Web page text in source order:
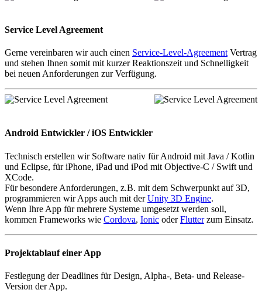
Service Level Agreement
Gerne vereinbaren wir auch einen Service-Level-Agreement Vertrag
und stehen Ihnen somit mit kurzer Reaktionszeit und Schnelligkeit
bei neuen Anforderungen zur Verfügung.
Android Entwickler / iOS Entwickler
Technisch erstellen wir Software nativ für Android mit Java / Kotlin
und Eclipse, für iPhone, iPad und iPod mit Objective-C / Swift und
XCode.
Für besondere Anforderungen, z.B. mit dem Schwerpunkt auf 3D,
programmieren wir Apps auch mit derUnity 3D Engine.
Wenn Ihre App für mehrere Systeme umgesetzt werden soll,
kommen Frameworks wie Cordova, Ionic oderFlutterzum Einsatz.
Projektablauf einer App
Festlegung der Deadlines für Design, Alpha-, Beta- und Release-
Version der App.